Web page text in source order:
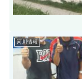
河川情報